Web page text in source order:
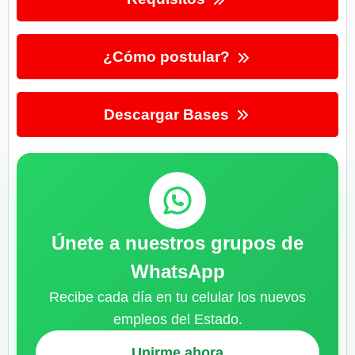
¿Cómo postular?
Descargar Bases
Únete a nuestros grupos de
WhatsApp
Recibe cada día en tu celular los nuevos
empleos del Estado.